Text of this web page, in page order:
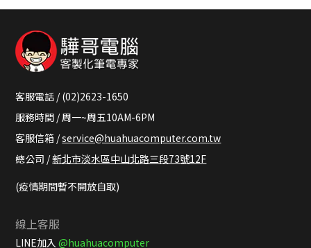
客服電話 / (02)2623-1650
服務時間 / 周一~周五10AM-6PM
客服信箱 /service@huahuacomputer.com.tw
總公司 /新北市淡水區中山北路三段73號12F
(疫情期間暫不開放自取)
線上客服
LINE加入@huahuacomputer